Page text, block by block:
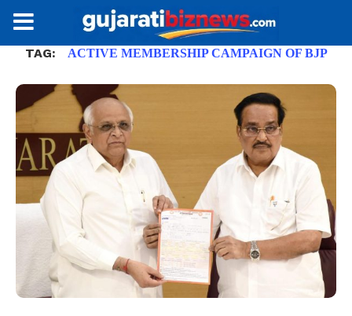
TAG: ACTIVE MEMBERSHIP CAMPAIGN OF BJP